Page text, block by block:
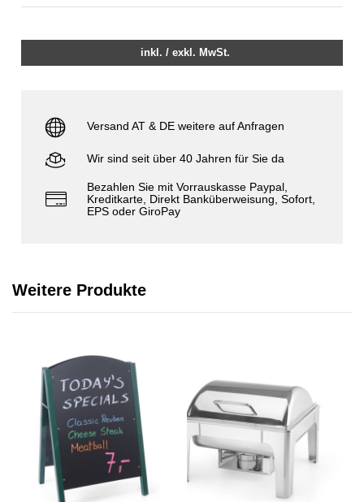
inkl. / exkl. MwSt.
Versand AT & DE weitere auf Anfragen
Wir sind seit über 40 Jahren für Sie da
Bezahlen Sie mit Vorrauskasse Paypal,
Kreditkarte, Direkt Banküberweisung, Sofort,
EPS oder GiroPay
Weitere Produkte